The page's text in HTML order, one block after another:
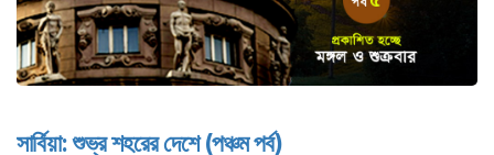
সার্বিয়া: শুভ্র শহরের দেশে (পঞ্চম পর্ব)